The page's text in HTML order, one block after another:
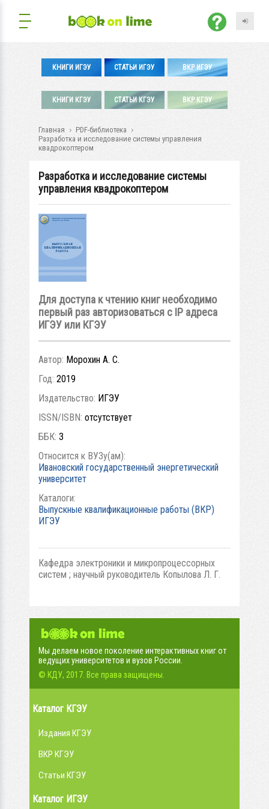
КНИГИ ИГЭУ СТАТЬИ ИГЭУ ВКР ИГЭУ
КНИГИ КГЭУ СТАТЬИ КГЭУ ВКР КГЭУ
Главная
PDF-библиотека
Разработка и исследование системы управления
квадрокоптером
Разработка и исследование системы
управления квадрокоптером
Для доступа к чтению книг необходимо
первый раз авторизоваться с IP адреса
ИГЭУ или КГЭУ
Автор: Морохин А. С.
Год: 2019
Издательство: ИГЭУ
ISSN/ISBN: отсутствует
ББК: 3
Относится к ВУЗу(ам):
Ивановский государственный энергетический
университет
Каталоги:
Выпускные квалификационные работы (ВКР)
ИГЭУ
Кафедра электроники и микропроцессорных
систем ; научный руководитель Копылова Л. Г.
Мы делаем новое поколение интерактивных книг от
ведущих университетов и вузов России.
© КДУ, 2017. Все права защищены.
Каталог КГЭУ
Издания КГЭУ
ВКР КГЭУ
Статьи КГЭУ
Каталог ИГЭУ